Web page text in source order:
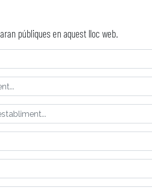
públiques en aquest lloc web.